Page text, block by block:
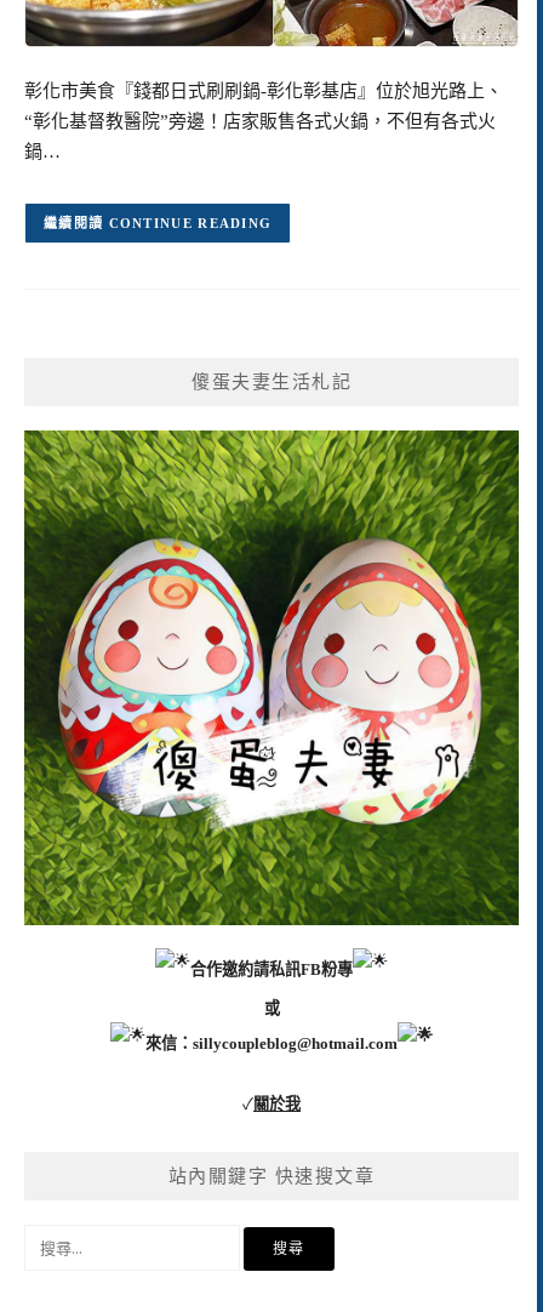
彰化市美食『錢都日式刷刷鍋-彰化彰基店』位於旭光路上、
“彰化基督教醫院”旁邊！店家販售各式火鍋，不但有各式火
鍋…
CONTINUE READING
傻蛋夫妻生活札記
合作邀約請私訊FB粉專
或
來信： sillycoupleblog@hotmail.com
✓關於我
站內關鍵字 快速搜文章